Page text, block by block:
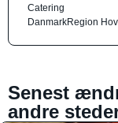
Catering
DanmarkRegion
Senest
andre